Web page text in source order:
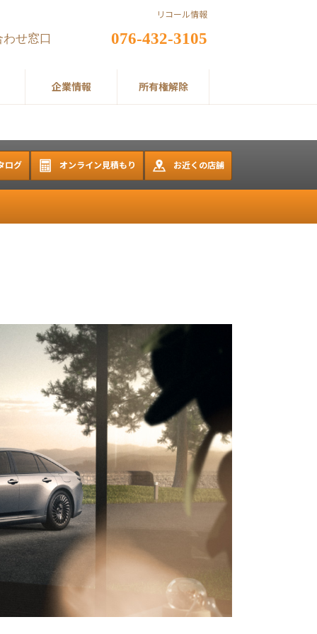
せ窓口 076-432-3105
企業情報 所有権解除
リコール情報
ログ オンライン見積もり お近くの店舗